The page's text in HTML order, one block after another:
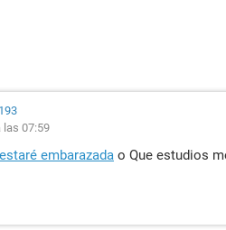
las 07:59
estaré embarazada o Que estudios